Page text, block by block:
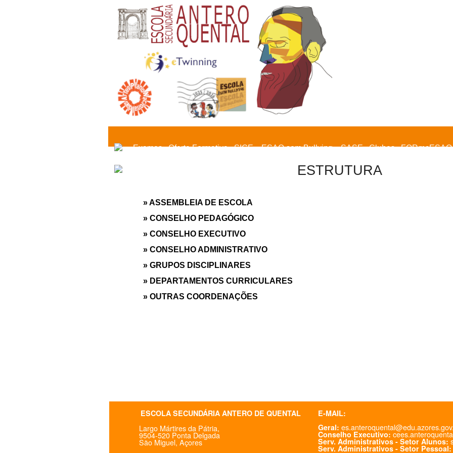
Exames Oferta Formativa SIGE ESAQ sem Bullying SASE Clubes FORmaESAQ
ESTRUTURA
» ASSEMBLEIA DE ESCOLA
» CONSELHO PEDAGÓGICO
» CONSELHO EXECUTIVO
» CONSELHO ADMINISTRATIVO
» GRUPOS DISCIPLINARES
» DEPARTAMENTOS CURRICULARES
» OUTRAS COORDENAÇÕES
ESCOLA SECUNDÁRIA ANTERO DE QUENTAL
Largo Mártires da Pátria,
9504-520 Ponta Delgada
São Miguel, Açores
E-MAIL:
Geral:
Conselho Executivo:
Serv. Administrativos - Setor Alunos:
Serv. Administrativos - Setor Pessoal: